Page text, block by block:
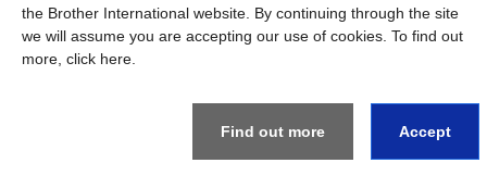
隱私政策 條款與條件 網站地圖 造訪 Brother 全球網站
the Brother International website. By continuing through the site
we will assume you are accepting our use of cookies. To find out
more, click here
Find out more Accept